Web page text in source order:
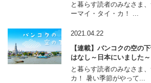
と暮らす読者のみなさま
ーマイ・タイ・カ！ ...
2021.04.22
【連載】バンコクの空
はなし～日本にいました～
と暮らす読者のみなさま
カ！ 暑い季節がやって...